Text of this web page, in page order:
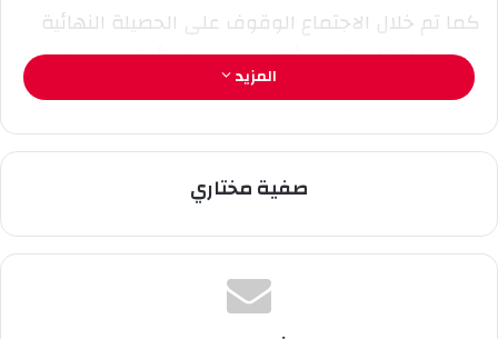
ا
كما تم خلال الاجتماع الوقوف على الحصيلة النهائية
لعملية اقتناء وتوزيع أضاحي العيد لفائدة المواطنين،
إلى جانب متابعة تعزيز آليات الرقابة للمنتجات
المزيد
صفية مختاري